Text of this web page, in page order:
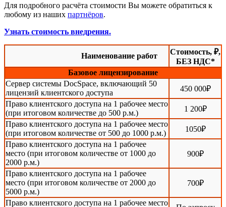
Для подробного расчёта стоимости Вы можете обратиться к
любому из наших партнёров.
Узнать стоимость внедрения.
Наименование работ
Стоимость, ₽,
БЕЗ НДС*
Базовое лицензирование
Сервер системы DocSpace, включающий 50
лицензий клиентского доступа
450 000₽
Право клиентского доступа на 1 рабочее место
(при итоговом количестве до 500 р.м.)
1 200₽
Право клиентского доступа на 1 рабочее место
(при итоговом количестве от 500 до 1000 р.м.)
1050₽
Право клиентского доступа на 1 рабочее
место (при итоговом количестве от 1000 до
2000 р.м.)
900₽
Право клиентского доступа на 1 рабочее
место (при итоговом количестве от 2000 до
5000 р.м.)
700₽
Право клиентского доступа на 1 рабочее место